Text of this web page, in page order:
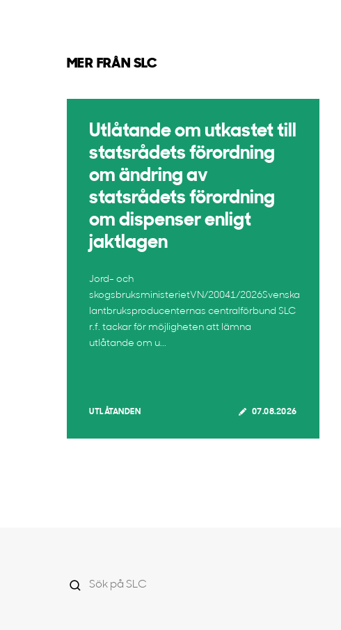
MER FRÅN SLC
Utlåtande om utkastet till
statsrådets förordning
om ändring av
statsrådets förordning
om dispenser enligt
jaktlagen
Jord- och
skogsbruksministerietVN/20041/2026Svenska
lantbruksproducenternas centralförbund SLC
r.f. tackar för möjligheten att lämna
utlåtande om u...
UTLÅTANDEN 07.08.2026